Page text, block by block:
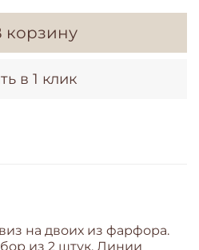
корзину
в 1 клик
на двоих из фарфора.
из 2 штук. Линии